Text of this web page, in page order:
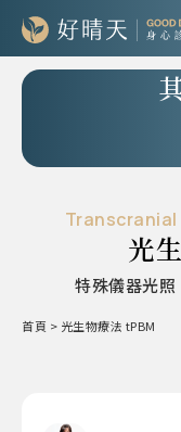
光
特殊儀器光
首頁 > 光生物療法 tPBM